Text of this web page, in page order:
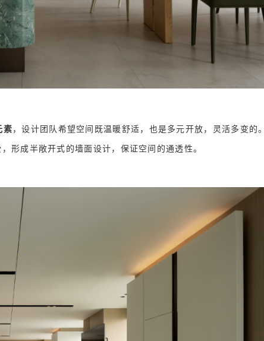
素 ，设计团队希望空间既温暖舒适，也是多元开放，灵活多变的
形成半敞开式的墙面设计，保证空间的通透性。